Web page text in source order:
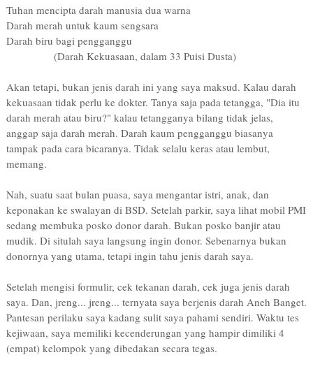
Tuhan mencipta darah manusia dua warna
Darah merah untuk kaum sengsara
Darah biru bagi pengganggu
(Darah Kekuasaan, dalam 33 Puisi Dusta)
Akan tetapi, bukan jenis darah ini yang saya maksud. Kalau darah
kekuasaan tidak perlu ke dokter. Tanya saja pada tetangga, "Dia itu
darah merah atau biru?" kalau tetangganya bilang tidak jelas,
anggap saja darah merah. Darah kaum pengganggu biasanya
tampak pada cara bicaranya. Tidak selalu keras atau lembut,
memang.
Nah, suatu saat bulan puasa, saya mengantar istri, anak, dan
keponakan ke swalayan di BSD. Setelah parkir, saya lihat mobil PMI
sedang membuka posko donor darah. Bukan posko banjir atau
mudik. Di situlah saya langsung ingin donor. Sebenarnya bukan
donornya yang utama, tetapi ingin tahu jenis darah saya.
Setelah mengisi formulir, cek tekanan darah, cek juga jenis darah
saya. Dan, jreng... jreng... ternyata saya berjenis darah Aneh Banget.
Pantesan perilaku saya kadang sulit saya pahami sendiri. Waktu tes
kejiwaan, saya memiliki kecenderungan yang hampir dimiliki 4
(empat) kelompok yang dibedakan secara tegas.